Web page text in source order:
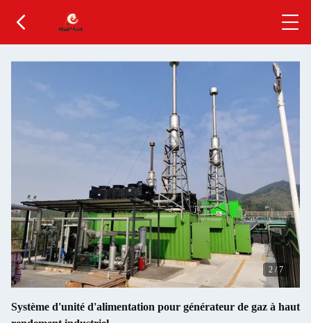
3 /7
Système d'unité d'alimentation pour générateur de gaz à haut